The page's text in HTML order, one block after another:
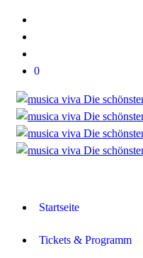
0
Startseite
Tickets & Programm